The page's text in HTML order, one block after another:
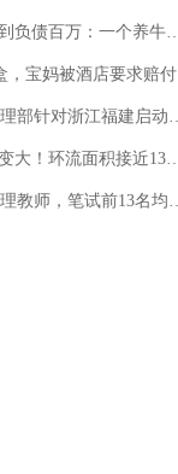
目崩盘后，谁该为农户的贷款买单丨红星调查
！三亚一酒店回复：骨瓷定制！网友一查价格，吵翻了
福建启动防汛防台风四级应急响应
流面积接近13个浙江那么大
汰？教育局：已叫停招聘，成立调查组全面核查